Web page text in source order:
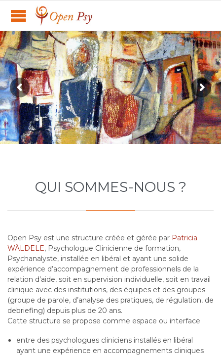
QUI SOMMES-NOUS ?
Open Psy est une structure créée et gérée par Patricia
WÄLDELE, Psychologue Clinicienne de formation,
Psychanalyste, installée en libéral et ayant une solide
expérience d’accompagnement de professionnels de la
relation d’aide, soit en supervision individuelle, soit en travail
clinique avec des institutions, des équipes et des groupes
(groupe de parole, d’analyse des pratiques, de régulation, de
debriefing) depuis plus de 20 ans.
Cette structure se propose comme espace ou interface
entre des psychologues cliniciens installés en libéral
ayant une expérience en accompagnements cliniques